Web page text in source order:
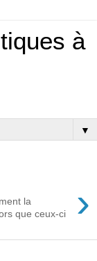
à
▼
›
la
que ceux-ci